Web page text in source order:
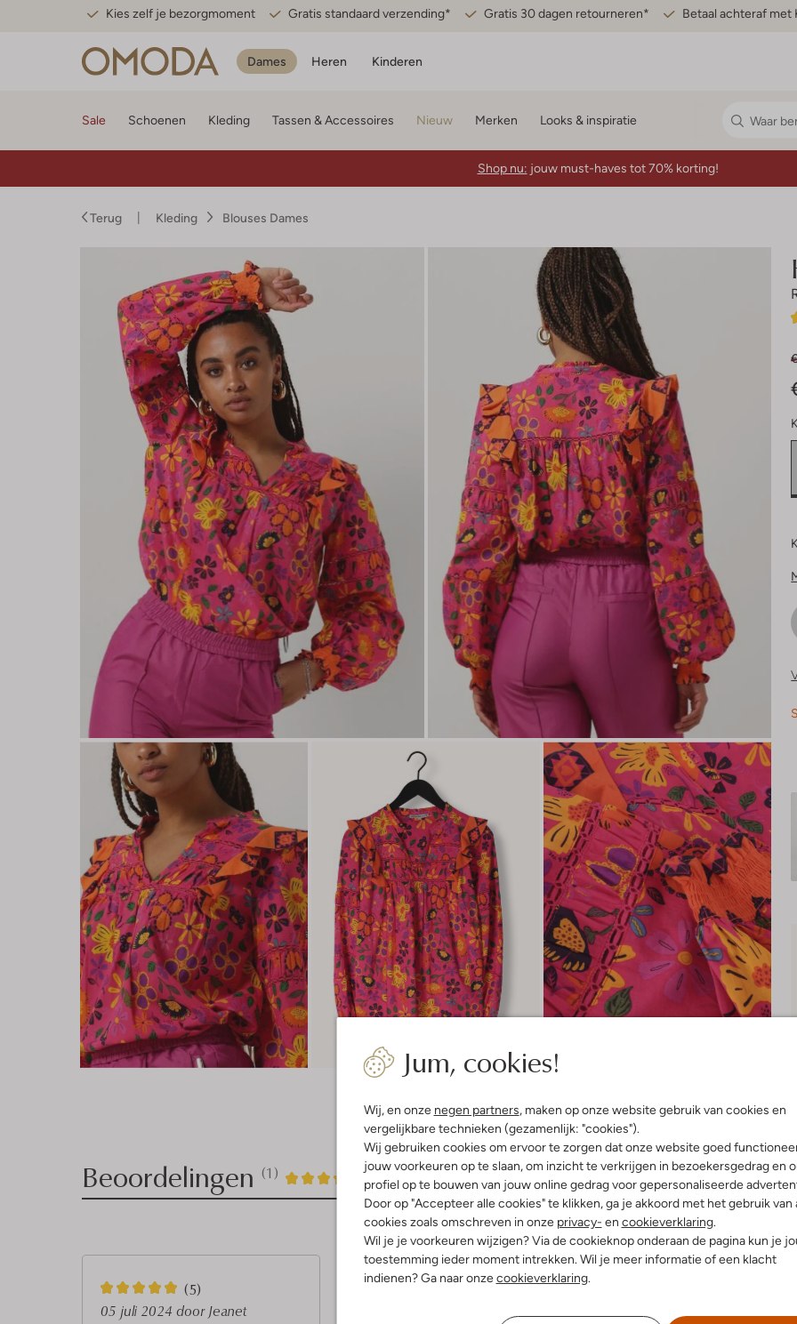
Kies zelf je bezorgmoment Gratis standaard verzending* Gratis 30 dagen retourneren* Betaal achteraf met
Dames Heren Kinderen
Jum, cookies!
Wij, en onze negen partners, maken op onze website gebruik van cookies en
vergelijkbare technieken (gezamenlijk: "cookies").
Wij gebruiken cookies om ervoor te zorgen dat onze website goed
jouw voorkeuren op te slaan, om inzicht te verkrijgen in bezoekersgedrag en
profiel op te bouwen van jouw online gedrag voor gepersonaliseerde
Door op "Accepteer alle cookies" te klikken, ga je akkoord met het gebruik van
cookies zoals omschreven in onze privacy- en cookieverklaring.
Wil je je voorkeuren wijzigen? Via de cookieknop onderaan de pagina kun je
toestemming ieder moment intrekken. Wil je meer informatie of een klacht
indienen? Ga naar onzecookieverklaring.
Sale Schoenen Kleding Tassen & Accessoires Nieuw Merken Looks & inspiratie
Shop nu: jouw must-haves tot 70% korting!
Terug Kleding Blouses Dames
1
Product informatie
Beoordelingen (1) 5/5
1
5
5
S
(5)
05 juli 2024 door Jeanet